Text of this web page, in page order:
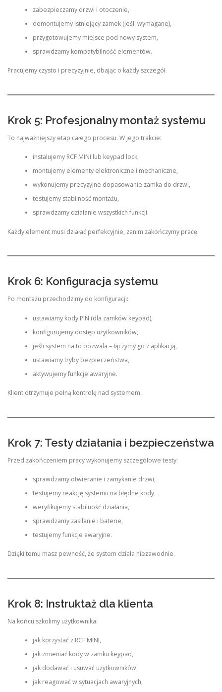
zabezpieczamy drzwi i otoczenie,
demontujemy istniejący zamek (jeśli wymagane),
przygotowujemy miejsce pod nowy system,
sprawdzamy kompatybilność elementów.
Pracujemy czysto i precyzyjnie, dbając o każdy szczegół.
Krok 5: Profesjonalny montaż systemu
To najważniejszy etap całego procesu. W jego trakcie:
instalujemy RCF MINI lub keypad lock,
montujemy elementy elektroniczne i mechaniczne,
wykonujemy precyzyjne dopasowanie zamka do drzwi,
testujemy stabilność montażu,
sprawdzamy działanie wszystkich funkcji.
Każdy element musi działać perfekcyjnie, zanim zakończymy pracę.
Krok 6: Konfiguracja systemu
Po montażu przechodzimy do konfiguracji:
ustawiamy kody PIN (dla zamków keypad),
konfigurujemy dostęp użytkowników,
jeśli system na to pozwala – łączymy go z aplikacją,
ustawiamy tryby bezpieczeństwa,
aktywujemy funkcje awaryjne.
Klient otrzymuje pełną kontrolę nad systemem.
Krok 7: Testy działania i bezpieczeństwa
Przed zakończeniem pracy wykonujemy szczegółowe testy:
sprawdzamy otwieranie i zamykanie drzwi,
testujemy reakcję systemu na błędne kody,
weryfikujemy stabilność działania,
sprawdzamy zasilanie i baterie,
testujemy funkcje awaryjne.
Dzięki temu masz pewność, że system działa niezawodnie.
Krok 8: Instruktaż dla klienta
Na końcu szkolimy użytkownika:
jak korzystać z RCF MINI,
jak zmieniać kody w zamku keypad,
jak dodawać i usuwać użytkowników,
jak reagować w sytuacjach awaryjnych,